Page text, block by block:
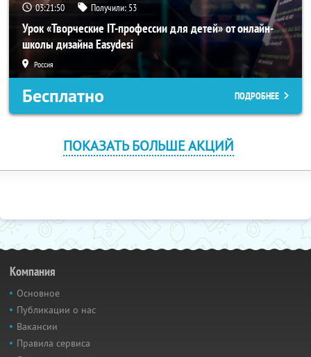
03:21:50 Получили: 53
Урок «Творческие IT-профессии для детей» от онлайн-
школы дизайна Easydesi
Россия
Бесплатно ПОДРОБНЕЕ
ПОКАЗАТЬ БОЛЬШЕ АКЦИЙ
Компания
Основное
Публикации о нас
Вакансии
Правила сервиса